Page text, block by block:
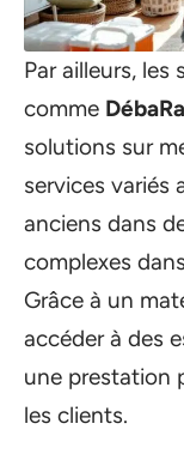
Par ailleurs, les
comme
solutions sur
services variés
anciens dans
complexes
Grâce à un
accéder à des
une prestation
les clients.